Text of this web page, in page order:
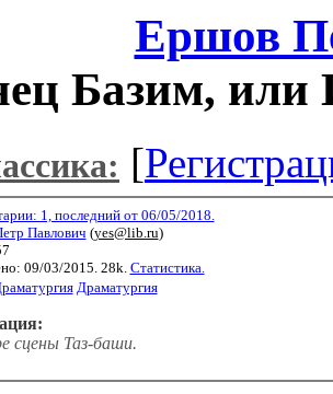
Ершов
Базим, или
[
1, последний от 06/05/2018.
Павлович (yes@lib.ru)
09/03/2015. 28k. Статистика.
Драматургия
сцены Таз-баши.